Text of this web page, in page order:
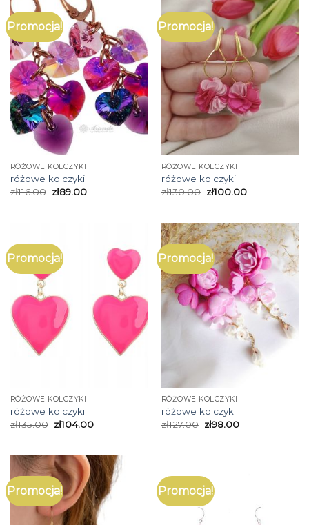
Promocja!
RÓŻOWE KOLCZYKI
różowe kolczyki
zł116.00 zł89.00
Promocja!
RÓŻOWE KOLCZYKI
różowe kolczyki
zł130.00 zł100.00
Promocja!
RÓŻOWE KOLCZYKI
różowe kolczyki
zł135.00 zł104.00
Promocja!
RÓŻOWE KOLCZYKI
różowe kolczyki
zł127.00 zł98.00
Promocja! Promocja!